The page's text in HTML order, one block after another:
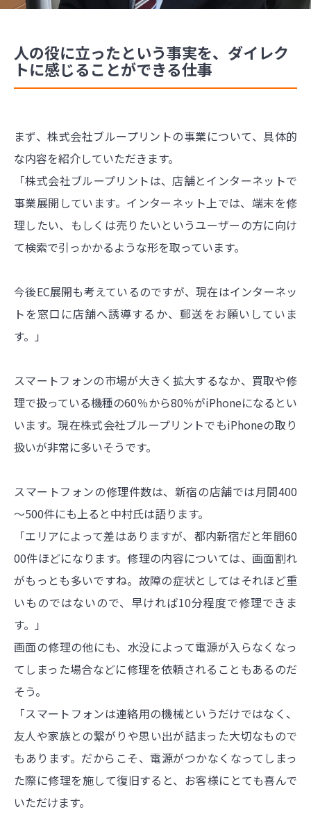
人の役に立ったという事実を、ダイレク
トに感じることができる仕事
まず、株式会社ブループリントの事業について、具体的
な内容を紹介していただきます。
「株式会社ブループリントは、店舗とインターネットで
事業展開しています。インターネット上では、端末を修
理したい、もしくは売りたいというユーザーの方に向け
て検索で引っかかるような形を取っています。
今後EC展開も考えているのですが、現在はインターネッ
トを窓口に店舗へ誘導するか、郵送をお願いしていま
す。」
スマートフォンの市場が大きく拡大するなか、買取や修
理で扱っている機種の60％から80％がiPhoneになるとい
います。現在株式会社ブループリントでもiPhoneの取り
扱いが非常に多いそうです。
スマートフォンの修理件数は、新宿の店舗では月間400
～500件にも上ると中村氏は語ります。
「エリアによって差はありますが、都内新宿だと年間60
00件ほどになります。修理の内容については、画面割れ
がもっとも多いですね。故障の症状としてはそれほど重
いものではないので、早ければ10分程度で修理できま
す。」
画面の修理の他にも、水没によって電源が入らなくなっ
てしまった場合などに修理を依頼されることもあるのだ
そう。
「スマートフォンは連絡用の機械というだけではなく、
友人や家族との繋がりや思い出が詰まった大切なもので
もあります。だからこそ、電源がつかなくなってしまっ
た際に修理を施して復旧すると、お客様にとても喜んで
いただけます。